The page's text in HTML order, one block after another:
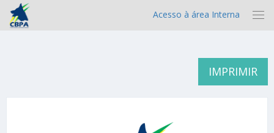
Acesso à área Interna
IMPRIMIR